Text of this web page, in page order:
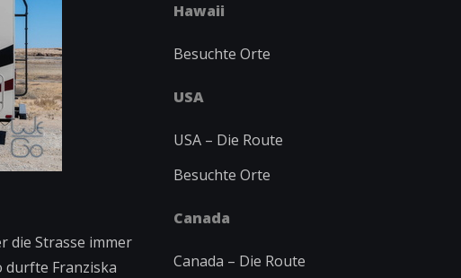
die Strasse immer
durfte Franziska
Hawaii
Besuchte Orte
USA
USA – Die Route
Besuchte Orte
Canada
Canada – Die Route